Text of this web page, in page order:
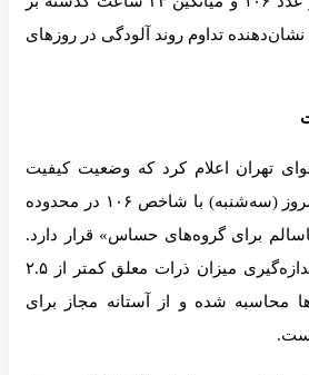
که نشان‌دهنده تداوم روند آلودگی در روزهای
تهران اعلام کرد که وضعیت کیفیت
هوای پایتخت در صبح امروز (سه‌شنبه) با شاخص ۱۰۶ در محدوده
برای گروه‌های حساس» قرار دارد.
این شاخص بر اساس اندازه‌گیری میزان ذرات معلق کمتر از ۲.۵
محاسبه شده و از آستانه مجاز برای